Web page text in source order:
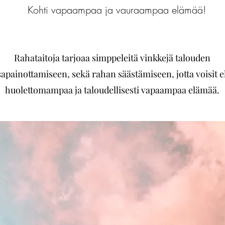
Kohti vapaampaa ja vauraampaa elämää!
Rahataitoja tarjoaa simppeleitä vinkkejä talouden
sekä rahan säästämiseen, jotta voisit
huolettomampaa ja taloudellisesti vapaampaa elämää.